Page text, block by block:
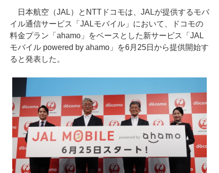
日本航空（JAL）とNTTドコモは、JALが提供するモバ
イル通信サービス「JALモバイル」において、ドコモの
料金プラン「ahamo」をベースとした新サービス「JAL
モバイル powered by ahamo」を6月25日から提供開始す
ると発表した。